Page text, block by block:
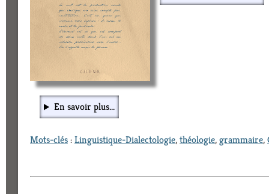
En savoir plus...
Mots-clés:Linguistique-Dialectologie,théologie,grammaire,